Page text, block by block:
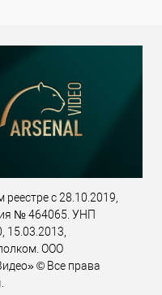
реестре с 28.10.2019,
№ 464065. УНП
15.03.2013,
ООО
© Все права